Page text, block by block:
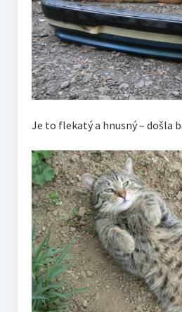
Je to flekatý a hnusný – došla